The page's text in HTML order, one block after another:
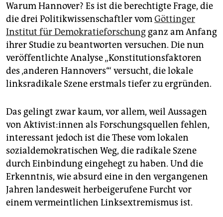
unterstützen
abo
genossenschaft
epaper login
Warum Hannover? Es ist die berechtigte Frage, die
die drei Politikwissenschaftler vomGöttinger
Institut für Demokratieforschung ganz am Anfang
ihrer Studie zu beantworten versuchen. Die nun
veröffentlichte Analyse „Konstitutionsfaktoren
des ‚anderen Hannovers‘“ versucht, die lokale
linksradikale Szene erstmals tiefer zu ergründen.
Das gelingt zwar kaum, vor allem, weil Aussagen
von Ak­ti­vis­t:in­nen als Forschungsquellen fehlen,
interessant jedoch ist die These vom lokalen
sozialdemokratischen Weg, die radikale Szene
durch Einbindung eingehegt zu haben. Und die
Erkenntnis, wie absurd eine in den vergangenen
Jahren landesweit herbeigerufene Furcht vor
einem vermeintlichen Linksextremismus ist.